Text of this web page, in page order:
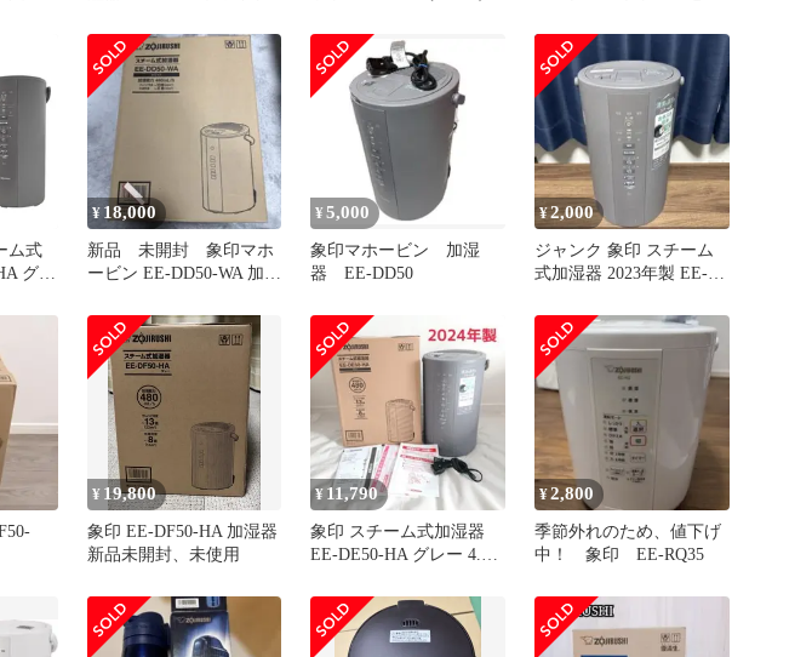
品 交換 補修 電気ポット
レ
¥ 18,000
新品 未開封 象印マホ
ービン EE-DD50-WA 加湿
¥ 5,000
象印マホービン 加湿
器 EE-DD50
¥2,000
ジャンク 象印 スチーム
式加湿器 2023年製 EE-
¥ 19,800
象印 EE-DF50-HA 加湿器
新品未開封、未使用
¥ 11,790
象印 スチーム式加湿器
EE-DE50-HA グレー 4.0L
¥2,800
季節外れのため、値下げ
中！ 象印 EE-RQ35